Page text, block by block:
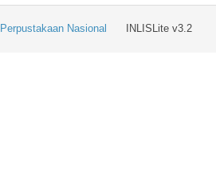
INLISLite v3.2
Perpustakaan Nasional